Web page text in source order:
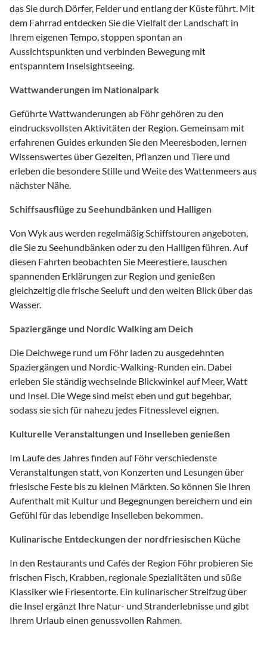
das Sie durch Dörfer, Felder und entlang der Küste führt. Mit
dem Fahrrad entdecken Sie die Vielfalt der Landschaft in
Ihrem eigenen Tempo, stoppen spontan an
Aussichtspunkten und verbinden Bewegung mit
entspanntem Inselsightseeing.
Wattwanderungen im Nationalpark
Geführte Wattwanderungen ab Föhr gehören zu den
eindrucksvollsten Aktivitäten der Region. Gemeinsam mit
erfahrenen Guides erkunden Sie den Meeresboden, lernen
Wissenswertes über Gezeiten, Pflanzen und Tiere und
erleben die besondere Stille und Weite des Wattenmeers aus
nächster Nähe.
Schiffsausflüge zu Seehundbänken und Halligen
Von Wyk aus werden regelmäßig Schiffstouren angeboten,
die Sie zu Seehundbänken oder zu den Halligen führen. Auf
diesen Fahrten beobachten Sie Meerestiere, lauschen
spannenden Erklärungen zur Region und genießen
gleichzeitig die frische Seeluft und den weiten Blick über das
Wasser.
Spaziergänge und Nordic Walking am Deich
Die Deichwege rund um Föhr laden zu ausgedehnten
Spaziergängen und Nordic-Walking-Runden ein. Dabei
erleben Sie ständig wechselnde Blickwinkel auf Meer, Watt
und Insel. Die Wege sind meist eben und gut begehbar,
sodass sie sich für nahezu jedes Fitnesslevel eignen.
Kulturelle Veranstaltungen und Inselleben genießen
Im Laufe des Jahres finden auf Föhr verschiedenste
Veranstaltungen statt, von Konzerten und Lesungen über
friesische Feste bis zu kleinen Märkten. So können Sie Ihren
Aufenthalt mit Kultur und Begegnungen bereichern und ein
Gefühl für das lebendige Inselleben bekommen.
Kulinarische Entdeckungen der nordfriesischen Küche
In den Restaurants und Cafés der Region Föhr probieren Sie
frischen Fisch, Krabben, regionale Spezialitäten und süße
Klassiker wie Friesentorte. Ein kulinarischer Streifzug über
die Insel ergänzt Ihre Natur- und Stranderlebnisse und gibt
Ihrem Urlaub einen genussvollen Rahmen.